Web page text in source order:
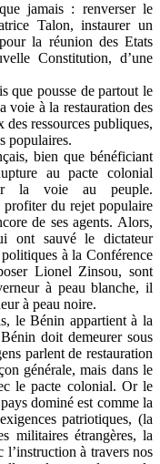
jamais : renverser le
Talon, instaurer un
la réunion des Etats
Constitution, d’une
que pousse de partout le
voie à la restauration des
des ressources publiques,
populaires.
bien que bénéficiant
au pacte colonial
la voie au peuple.
profiter du rejet populaire
de ses agents. Alors,
ont sauvé le dictateur
à la Conférence
Lionel Zinsou, sont
à peau blanche, il
à peau noire.
le Bénin appartient à la
doit demeurer sous
parlent de restauration
générale, mais dans le
le pacte colonial. Or le
dominé est comme la
patriotiques, (la
militaires étrangères, la
à travers nos